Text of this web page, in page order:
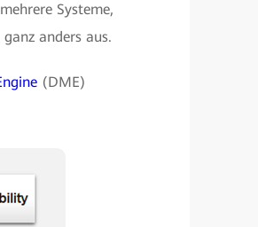
Systeme,
anders aus.
(DME)